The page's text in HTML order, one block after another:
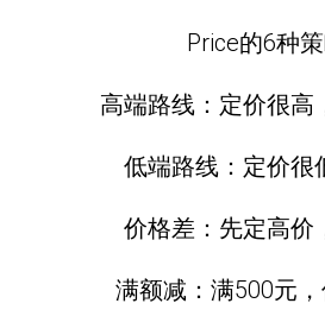
Price的6种
高端路线：定价很高
低端路线：定价很
价格差：先定高价
满额减：满500元